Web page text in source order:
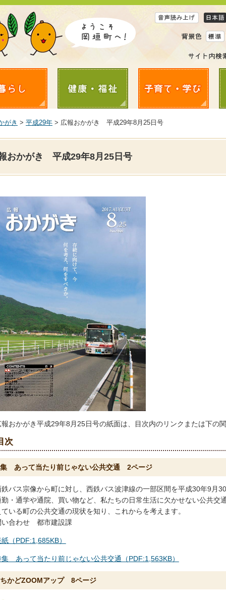
がき > 平成29年 > 広報おかがき 平成29年8月25日号
おかがき 平成29年8月25日号
報おかがき平成29年8月25日号の紙面は、目次内のリンクまたは下の
次
あって当たり前じゃない公共交通 2ページ
鉄バス宗像から町に対し、西鉄バス波津線の一部区間を平成30年9月
勤・通学や通院、買い物など、私たちの日常生活に欠かせない公共交
いる町の公共交通の現状を知り、これからを考えます。
い合わせ 都市建設課
（PDF:1,685KB）
集 あって当たり前じゃない公共交通（PDF:1,563KB）
かどZOOMアップ 8ページ